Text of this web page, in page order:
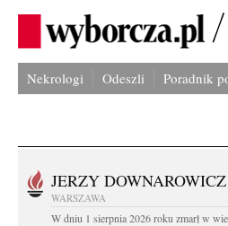
Nekrologi Odeszli Poradnik
JERZY DOWNAROWICZ
WARSZAWA
W dniu 1 sierpnia 2026 roku zmarł w